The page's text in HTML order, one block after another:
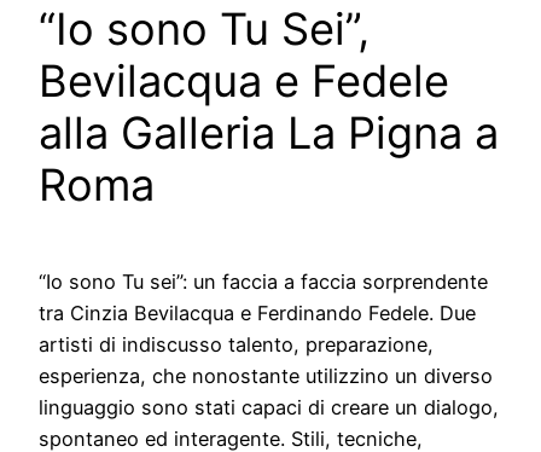
“Io sono Tu Sei”,
Bevilacqua e Fedele
alla Galleria La Pigna a
Roma
“Io sono Tu sei”: un faccia a faccia sorprendente
tra Cinzia Bevilacqua e Ferdinando Fedele. Due
artisti di indiscusso talento, preparazione,
esperienza, che nonostante utilizzino un diverso
linguaggio sono stati capaci di creare un dialogo,
spontaneo ed interagente. Stili, tecniche,